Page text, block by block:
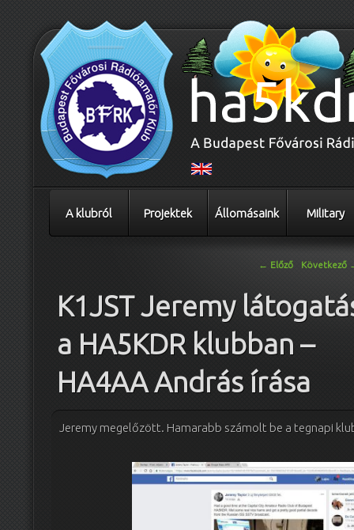
A klubról Projektek Állomásaink Military
← Előző Következő
K1JST Jeremy
a HA5KDR klubban –
HA4AA András írása
Jeremy megelőzött. Hamarabb számolt be a tegnapi